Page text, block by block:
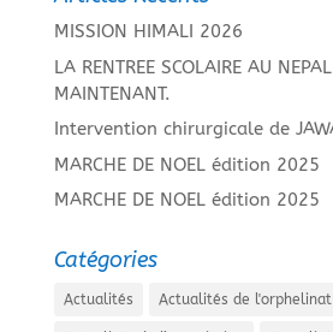
MISSION HIMALI 2026
LA RENTREE SCOLAIRE AU NEPAL
MAINTENANT.
Intervention chirurgicale de
MARCHE DE NOEL édition 2025
MARCHE DE NOEL édition 2025
Catégories
Actualités Actualités de l'orphelinat